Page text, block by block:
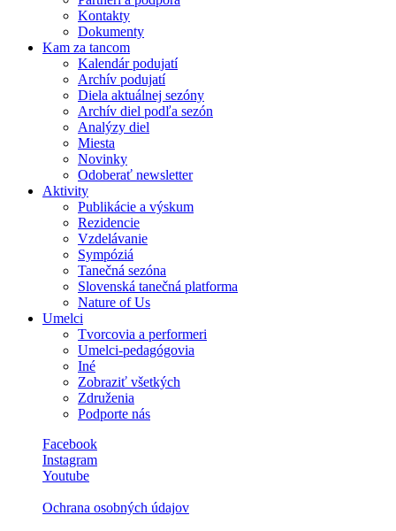
Kontakty
Dokumenty
Kam za tancom
Kalendár podujatí
Archív podujatí
Diela aktuálnej sezóny
Archív diel podľa sezón
Analýzy diel
Miesta
Novinky
Odoberať newsletter
Aktivity
Publikácie a výskum
Rezidencie
Vzdelávanie
Sympóziá
Tanečná sezóna
Slovenská tanečná platforma
Nature of Us
Umelci
Tvorcovia a performeri
Umelci-pedagógovia
Iné
Zobraziť všetkých
Združenia
Podporte nás
Facebook
Instagram
Youtube
Ochrana osobných údajov